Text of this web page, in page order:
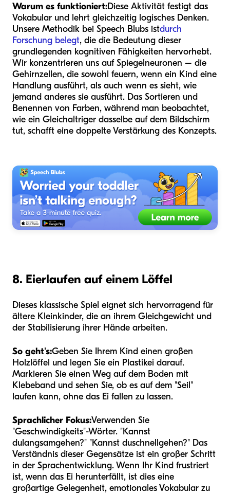
Warum es funktioniert:Diese Aktivität festigt das
Vokabular und lehrt gleichzeitig logisches Denken.
Unsere Methodik bei Speech Blubs istdurch
Forschung belegt, die die Bedeutung dieser
grundlegenden kognitiven Fähigkeiten hervorhebt.
Wir konzentrieren uns auf Spiegelneuronen – die
Gehirnzellen, die sowohl feuern, wenn ein Kind eine
Handlung ausführt, als auch wenn es sieht, wie
jemand anderes sie ausführt. Das Sortieren und
Benennen von Farben, während man beobachtet,
wie ein Gleichaltriger dasselbe auf dem Bildschirm
tut, schafft eine doppelte Verstärkung des Konzepts.
8. Eierlaufen auf einem Löffel
Dieses klassische Spiel eignet sich hervorragend für
ältere Kleinkinder, die an ihrem Gleichgewicht und
der Stabilisierung ihrer Hände arbeiten.
So geht's:Geben Sie Ihrem Kind einen großen
Holzlöffel und legen Sie ein Plastikei darauf.
Markieren Sie einen Weg auf dem Boden mit
Klebeband und sehen Sie, ob es auf dem "Seil"
laufen kann, ohne das Ei fallen zu lassen.
Sprachlicher Fokus:Verwenden Sie
"Geschwindigkeits"-Wörter. "Kannst
dulangsamgehen?" "Kannst duschnellgehen?" Das
Verständnis dieser Gegensätze ist ein großer Schritt
in der Sprachentwicklung. Wenn Ihr Kind frustriert
ist, wenn das Ei herunterfällt, ist dies eine
großartige Gelegenheit, emotionales Vokabular zu